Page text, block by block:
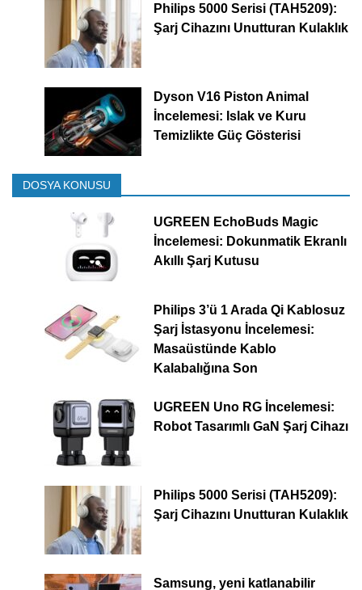
Philips 5000 Serisi (TAH5209):
Şarj Cihazını Unutturan Kulaklık
Dyson V16 Piston Animal
İncelemesi: Islak ve Kuru
Temizlikte Güç Gösterisi
DOSYA KONUSU
UGREEN EchoBuds Magic
İncelemesi: Dokunmatik Ekranlı
Akıllı Şarj Kutusu
Philips 3’ü 1 Arada Qi Kablosuz
Şarj İstasyonu İncelemesi:
Masaüstünde Kablo
Kalabalığına Son
UGREEN Uno RG İncelemesi:
Robot Tasarımlı GaN Şarj Cihazı
Philips 5000 Serisi (TAH5209):
Şarj Cihazını Unutturan Kulaklık
Samsung, yeni katlanabilir